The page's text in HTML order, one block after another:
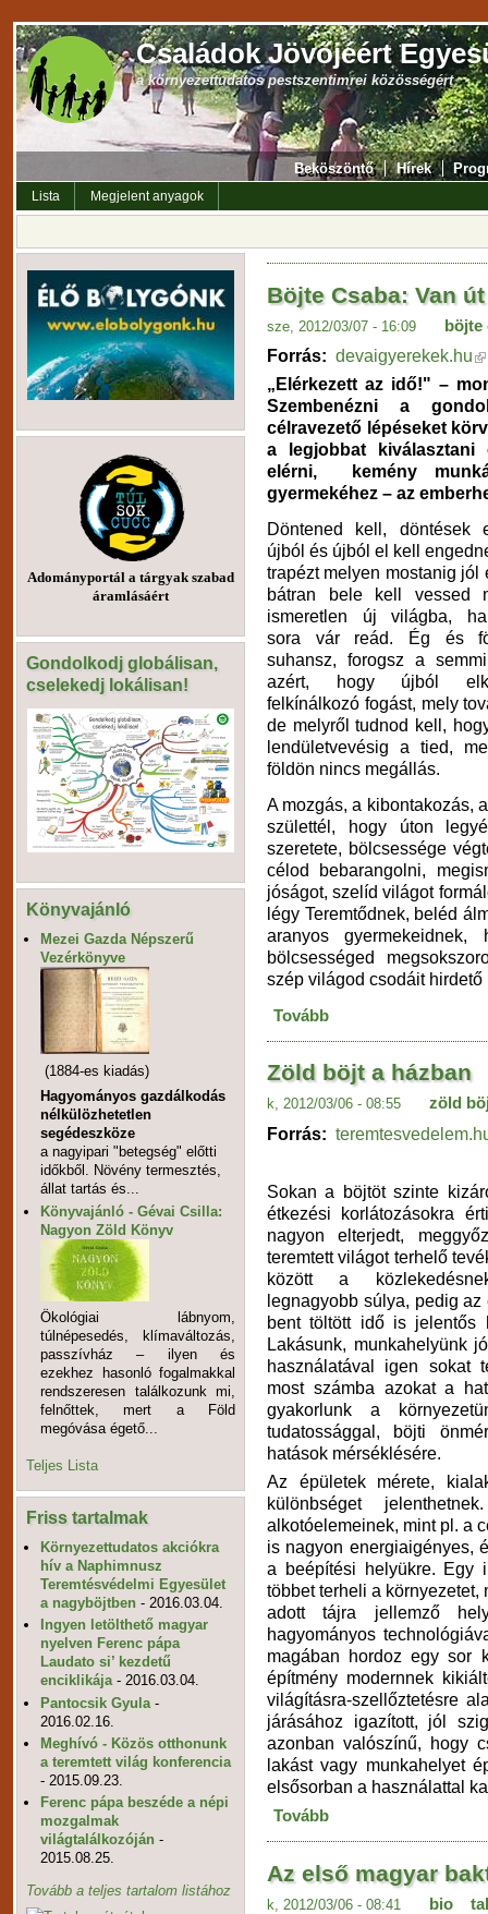
Családok Jövőjéért
a környezettudatos pestszentimrei közösségért
Beköszöntő Hírek
Lista Megjelent anyagok
Adományportál a tárgyak szabad
áramlásáért
Gondolkodj globálisan,
cselekedj lokálisan!
Könyvajánló
Mezei Gazda Népszerű
Vezérkönyve
(1884-es kiadás)
Hagyományos gazdálkodás
nélkülözhetetlen
segédeszköze
a nagyipari "betegség" előtti
időkből. Növény termesztés,
állat tartás és...
Könyvajánló - Gévai Csilla:
Nagyon Zöld Könyv
Ökológiai lábnyom,
túlnépesedés, klímaváltozás,
passzívház – ilyen és
ezekhez hasonló fogalmakkal
rendszeresen találkozunk mi,
felnőttek, mert a Föld
megóvása égető...
Teljes Lista
Friss tartalmak
Környezettudatos akciókra
hív a Naphimnusz
Teremtésvédelmi Egyesület
a nagyböjtben - 2016.03.04.
Ingyen letölthető magyar
nyelven Ferenc pápa
Laudato si’ kezdetű
enciklikája - 2016.03.04.
Pantocsik Gyula -
2016.02.16.
Meghívó - Közös otthonunk
a teremtett világ konferencia
- 2015.09.23.
Ferenc pápa beszéde a népi
mozgalmak
világtalálkozóján -
2015.08.25.
Tovább a teljes tartalom listához
Böjte Csaba: Van
sze, 2012/03/07 - 16:09 böjte
Forrás: devaigyerekek.hu
„Elérkezett az idő!" –
Szembenézni a
célravezető lépéseket
a legjobbat kiválasztani
elérni, kemény
gyermekéhez – az
Döntened kell, döntések
újból és újból el kell
trapézt melyen mostanig jól
bátran bele kell vessed
ismeretlen új világba,
sora vár reád. Ég és
suhansz, forogsz a
azért, hogy újból
felkínálkozó fogást, mely
de melyről tudnod kell,
lendületvevésig a tied,
földön nincs megállás.
A mozgás, a kibontakozás,
születtél, hogy úton
szeretete, bölcsessége
célod bebarangolni,
jóságot, szelíd világot
légy Teremtődnek, beléd
aranyos gyermekeidnek,
bölcsességed
szép világod csodáit
Tovább
Zöld böjt a házban
k, 2012/03/06 - 08:55 zöld
Forrás:
Sokan a böjtöt szinte
étkezési korlátozásokra
nagyon elterjedt,
teremtett világot terhelő
között a
legnagyobb súlya, pedig az
bent töltött idő is jelentős
Lakásunk, munkahelyünk
használatával igen sokat
most számba azokat a
gyakorlunk a
tudatossággal, böjti
hatások mérséklésére.
Az épületek mérete,
különbséget
alkotóelemeinek, mint pl. a
is nagyon energiaigényes,
a beépítési helyükre. Egy
többet terheli a környezetet,
adott tájra jellemző
hagyományos
magában hordoz egy sor
építmény modernnek
világításra-szellőztetésre
járásához igazított, jól
azonban valószínű, hogy
lakást vagy munkahelyet
elsősorban a használattal
Tovább
Az első magyar
k, 2012/03/06 - 08:41 bio